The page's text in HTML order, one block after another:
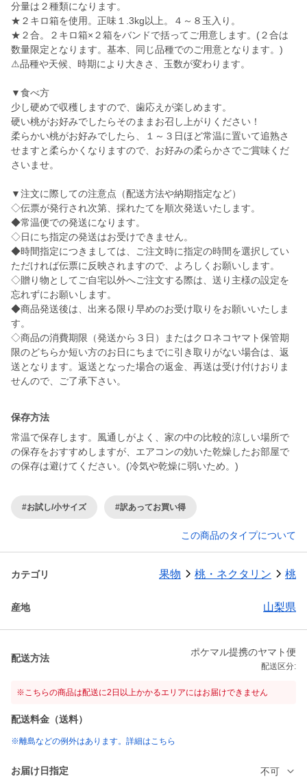
分量は２種類になります。
★２キロ箱を使用。正味１.3kg以上。４～８玉入り。
★２合。２キロ箱×２箱をバンドで括ってご用意します。(２合は
数量限定となります。基本、同じ品種でのご用意となります。)
⚠品種や天候、時期により大きさ、玉数が変わります。
▼食べ方
少し硬めで収穫しますので、歯応えが楽しめます。
硬い桃がお好みでしたらそのままお召し上がりください！
柔らかい桃がお好みでしたら、１～３日ほど常温に置いて追熟さ
せますと柔らかくなりますので、お好みの柔らかさでご賞味くだ
さいませ。
▼注文に際しての注意点（配送方法や納期指定など）
◇伝票が発行され次第、採れたてを順次発送いたします。
◆常温便での発送になります。
◇日にち指定の発送はお受けできません。
◆時間指定につきましては、ご注文時に指定の時間を選択してい
ただければ伝票に反映されますので、よろしくお願いします。
◇贈り物としてご自宅以外へご注文する際は、送り主様の設定を
忘れずにお願いします。
◆商品発送後は、出来る限り早めのお受け取りをお願いいたしま
す。
◇商品の消費期限（発送から３日）またはクロネコヤマト保管期
限のどちらか短い方のお日にちまでに引き取りがない場合は、返
送となります。返送となった場合の返金、再送は受け付けおりま
せんので、ご了承下さい。
保存方法
常温で保存します。風通しがよく、家の中の比較的涼しい場所で
の保存をおすすめしますが、エアコンの効いた乾燥したお部屋で
の保存は避けてください。(冷気や乾燥に弱いため。)
#お試し/小サイズ #訳あってお買い得
この商品のタイプについて
カテゴリ 果物 桃・ネクタリン 桃
産地 山梨県
配送方法
ポケマル提携のヤマト便
配送区分:
※こちらの商品は配送に2日以上かかるエリアにはお届けできません
配送料金（送料）
※離島などの例外はあります。詳細はこちら
お届け日指定 不可